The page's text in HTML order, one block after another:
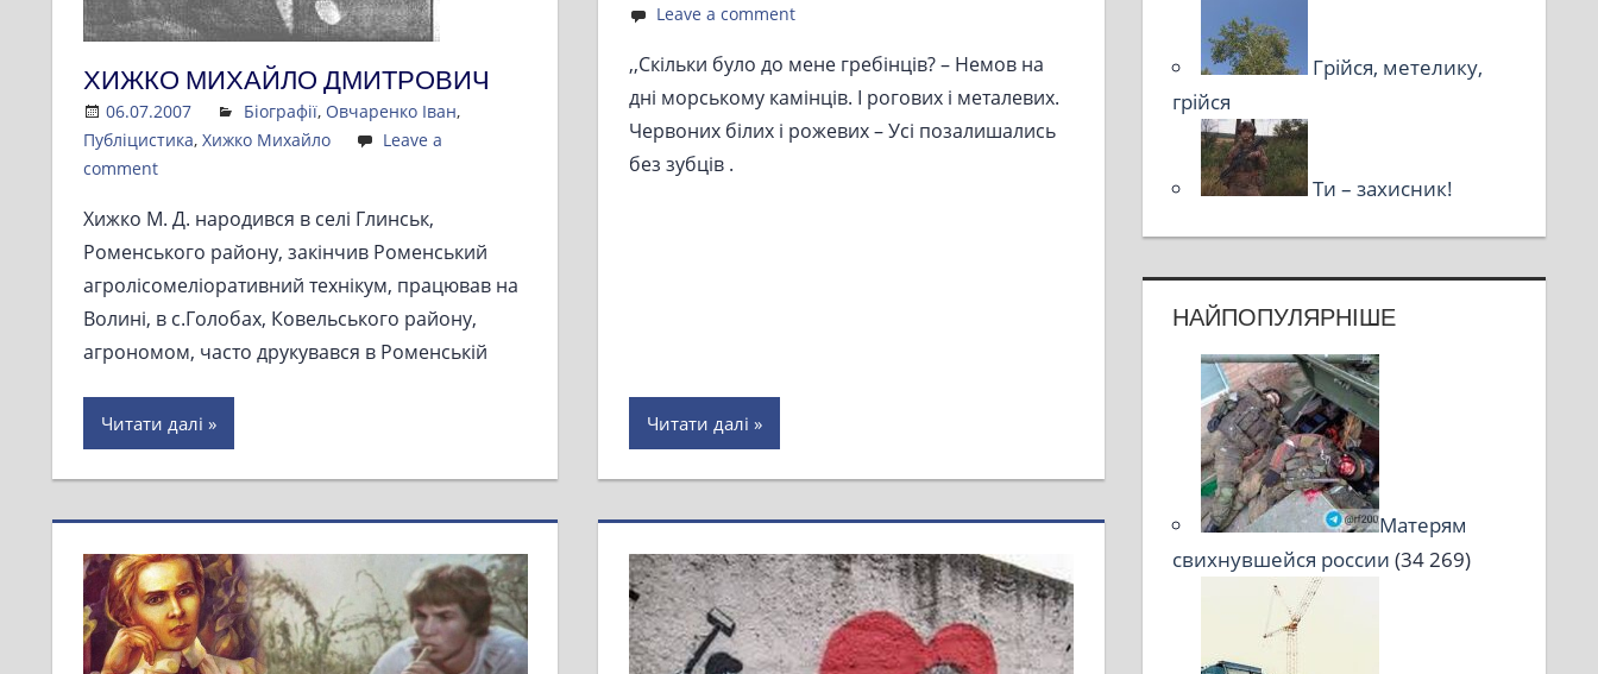
ХИЖКО МИХАЙЛО ДМИТРОВИЧ
06.07.2007 Admin
Біографії, Овчаренко Іван,
Публіцистика, Хижко Михайло
Leave a
comment
Хижко М. Д. народився в селі Глинськ,
Роменського району, закінчив Роменський
агролісомеліоративний технікум, працював на
Волині, в с.Голобах, Ковельського району,
агрономом, часто друкувався в Роменській
Читати далі
Leave a comment
,,Скільки було до мене гребінців? – Немов на
дні морському камінців. І рогових і металевих.
Червоних білих і рожевих – Усі позалишались
без зубців .
Читати далі
Грійся, метелику,
грійся
Ти – захисник!
НАЙПОПУЛЯРНІШЕ
Матерям
свихнувшейся россии (34 269)